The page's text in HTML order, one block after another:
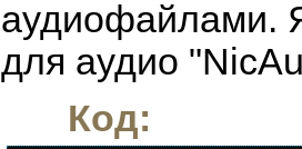
аудиофайлами.
для аудио
Код: